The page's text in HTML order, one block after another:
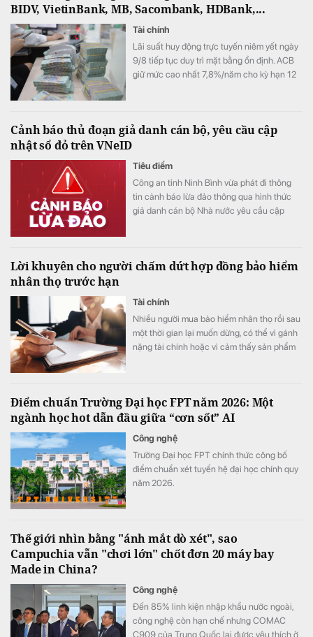
BIDV, VietinBank, MB, Sacombank, HDBank,...
Tài chính
Lãi suất huy động trực tuyến niêm yết ngày
9/8 tiếp tục duy trì mặt bằng ổn định. ACB
giữ mức cao nhất 7,8%/năm cho kỳ hạn 12
Cảnh báo thủ đoạn giả danh cán bộ, yêu cầu cập
nhật sổ đỏ trên VNeID
Tiêu điểm
Công an tỉnh Ninh Bình vừa phát đi thông
tin cảnh báo lừa đảo thông qua hình thức
giả danh cán bộ Nhà nước yêu cầu cập
Lời khuyên cho người chấm dứt hợp đồng bảo hiểm
nhân thọ trước hạn
Tài chính
Nhiều người mua bảo hiểm nhân thọ rồi sau
một thời gian lại muốn dừng, có thể vì gánh
nặng tài chính hoặc vì cảm thấy sản phẩm
Điểm chuẩn Trường Đại học FPT năm 2026: Một
ngành học hot dẫn đầu giữa “cơn sốt” AI
Công nghệ
Trường Đại học FPT chính thức công bố
điểm chuẩn xét tuyển hệ đại học chính quy
năm 2026.
Thế giới nhìn bằng "ánh mắt dò xét", sao
Campuchia vẫn "chơi lớn" chốt đơn 20 máy bay
Made in China?
Công nghệ
Đến 85% linh kiện nhập khẩu nước ngoài,
công nghệ còn hạn chế nhưng COMAC
C909 của Trung Quốc lại được yêu thích ở